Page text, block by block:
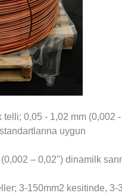
telli; 0,05 - 1,02 mm (0,002
uygun
– 0,02") dinamilk
3-150mm2 kesitinde, 3-